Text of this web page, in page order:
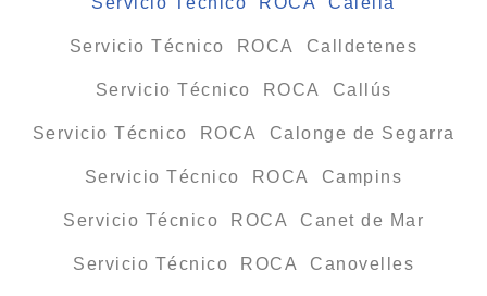
Servicio Técnico ROCA Calldetenes
Servicio Técnico ROCA Callús
Servicio Técnico ROCA Calonge de Segarra
Servicio Técnico ROCA Campins
Servicio Técnico ROCA Canet de Mar
Servicio Técnico ROCA Canovelles